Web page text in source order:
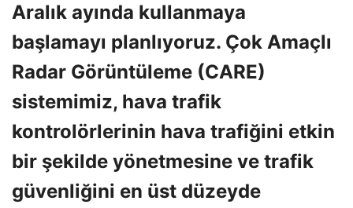
Aralık ayında kullanmaya
başlamayı planlıyoruz. Çok Amaçlı
Radar Görüntüleme (CARE)
sistemimiz, hava trafik
kontrolörlerinin hava trafiğini etkin
bir şekilde yönetmesine ve trafik
güvenliğini en üst düzeyde